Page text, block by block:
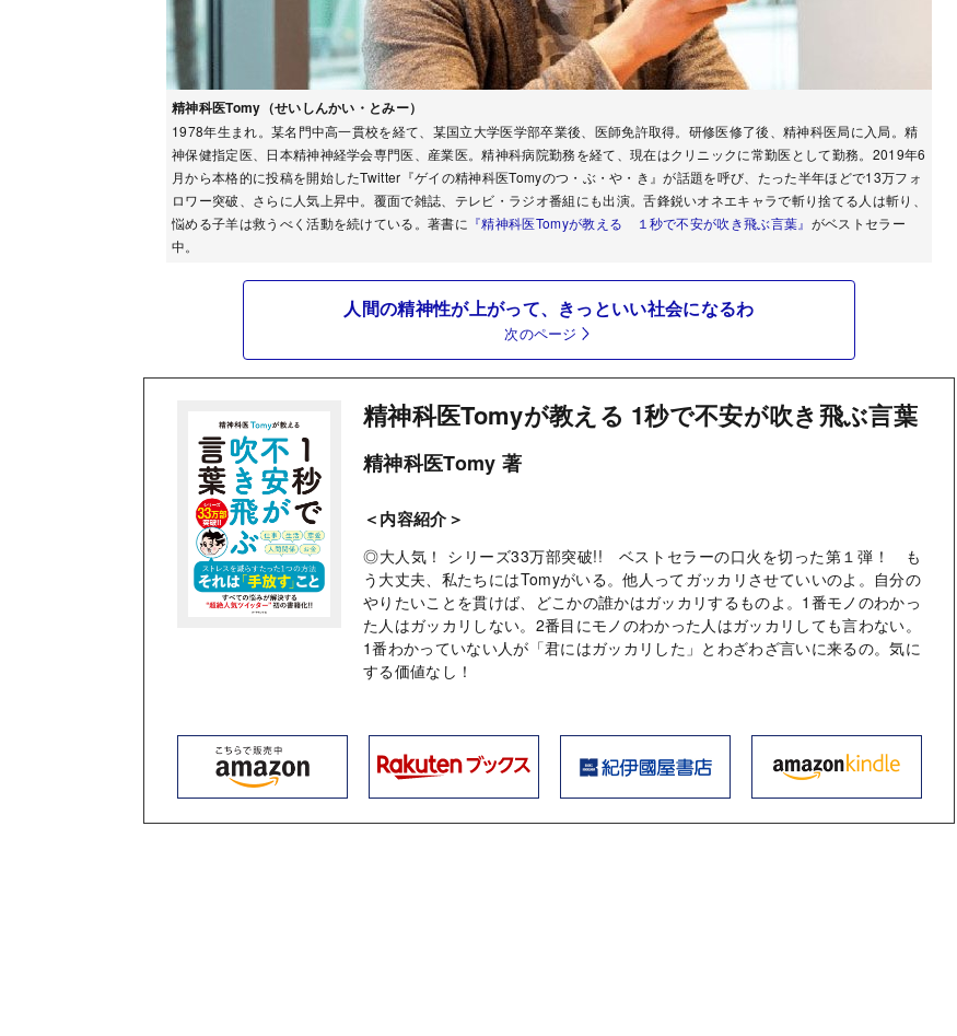
精神科医Tomy（せいしんかい・とみー）
1978年生まれ。某名門中高一貫校を経て、某国立大学医学部卒業後、医師免許取得。研修医修了後、精神科医局に入局。精
神保健指定医、日本精神神経学会専門医、産業医。精神科病院勤務を経て、現在はクリニックに常勤医として勤務。2019年6
月から本格的に投稿を開始したTwitter『ゲイの精神科医Tomyのつ・ぶ・や・き』が話題を呼び、たった半年ほどで13万フォ
ロワー突破、さらに人気上昇中。覆面で雑誌、テレビ・ラジオ番組にも出演。舌鋒鋭いオネエキャラで斬り捨てる人は斬り、
悩める子羊は救うべく活動を続けている。著書に 『精神科医Tomyが教える １秒で不安が吹き飛ぶ言葉』 がベストセラー
中。
人間の精神性が上がって、きっといい社会になるわ
次のページ
精神科医Tomyが教える 1秒で不安が吹き飛ぶ言葉
精神科医Tomy 著
＜内容紹介＞
◎大人気！ シリーズ33万部突破!! ベストセラーの口火を切った第１弾！ も
う大丈夫、私たちにはTomyがいる。他人ってガッカリさせていいのよ。自分の
やりたいことを貫けば、どこかの誰かはガッカリするものよ。1番モノのわかっ
た人はガッカリしない。2番目にモノのわかった人はガッカリしても言わない。
1番わかっていない人が「君にはガッカリした」とわざわざ言いに来るの。気に
する価値なし！